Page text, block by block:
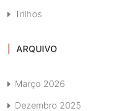
Trilhos
ARQUIVO
Março 2026
Dezembro 2025